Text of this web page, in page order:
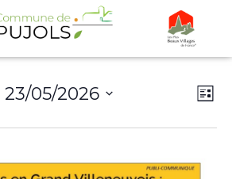
Liste
23/05/2026